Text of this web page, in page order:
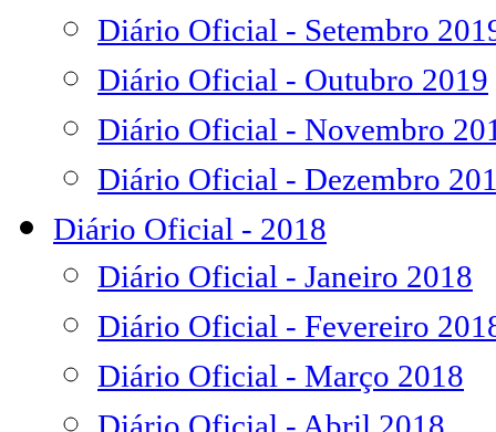
Diário Oficial - Setembro
Diário Oficial - Outubro 2019
Diário Oficial - Novembro
Diário Oficial - Dezembro
Diário Oficial - 2018
Diário Oficial - Janeiro 2018
Diário Oficial - Fevereiro
Diário Oficial - Março 2018